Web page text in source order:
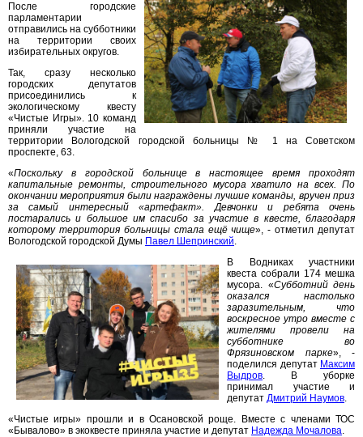
После городские
парламентарии
отправились на субботники
на территории своих
избирательных округов.
Так, сразу несколько
городских депутатов
присоединились к
экологическому квесту
«Чистые Игры». 10 команд
приняли участие на
территории Вологодской городской больницы № 1 на Советском
проспекте, 63.
«Поскольку в городской больнице в настоящее время проходят
капитальные ремонты, строительного мусора хватило на всех. По
окончании мероприятия были награждены лучшие команды, вручен приз
за самый интересный «артефакт». Девчонки и ребята очень
постарались и большое им спасибо за участие в квесте, благодаря
которому территория больницы стала ещё чище», - отметил депутат
Вологодской городской Думы Павел Шепринский.
В Водниках участники
квеста собрали 174 мешка
мусора. «Субботний день
оказался настолько
заразительным, что
воскресное утро вместе с
жителями провели на
субботнике во
Фрязиновском парке», -
поделился депутат Максим
Выдров. В уборке
принимал участие и
депутат Дмитрий Наумов.
«Чистые игры» прошли и в Осановской роще. Вместе с членами ТОС
«Бывалово» в экоквесте приняла участие и депутат Надежда Мочалова.